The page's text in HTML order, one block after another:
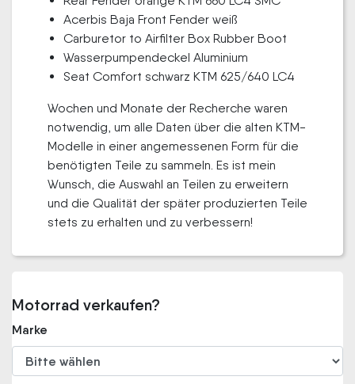
Acerbis Baja Front Fender weiß
Carburetor to Airfilter Box Rubber Boot
Wasserpumpendeckel Aluminium
Seat Comfort schwarz KTM 625/640 LC4
Wochen und Monate der Recherche waren
notwendig, um alle Daten über die alten KTM-
Modelle in einer angemessenen Form für die
benötigten Teile zu sammeln. Es ist mein
Wunsch, die Auswahl an Teilen zu erweitern
und die Qualität der später produzierten Teile
stets zu erhalten und zu verbessern!
Motorrad verkaufen?
Marke